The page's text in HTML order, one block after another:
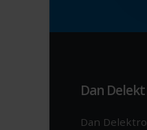
Dan
Dan